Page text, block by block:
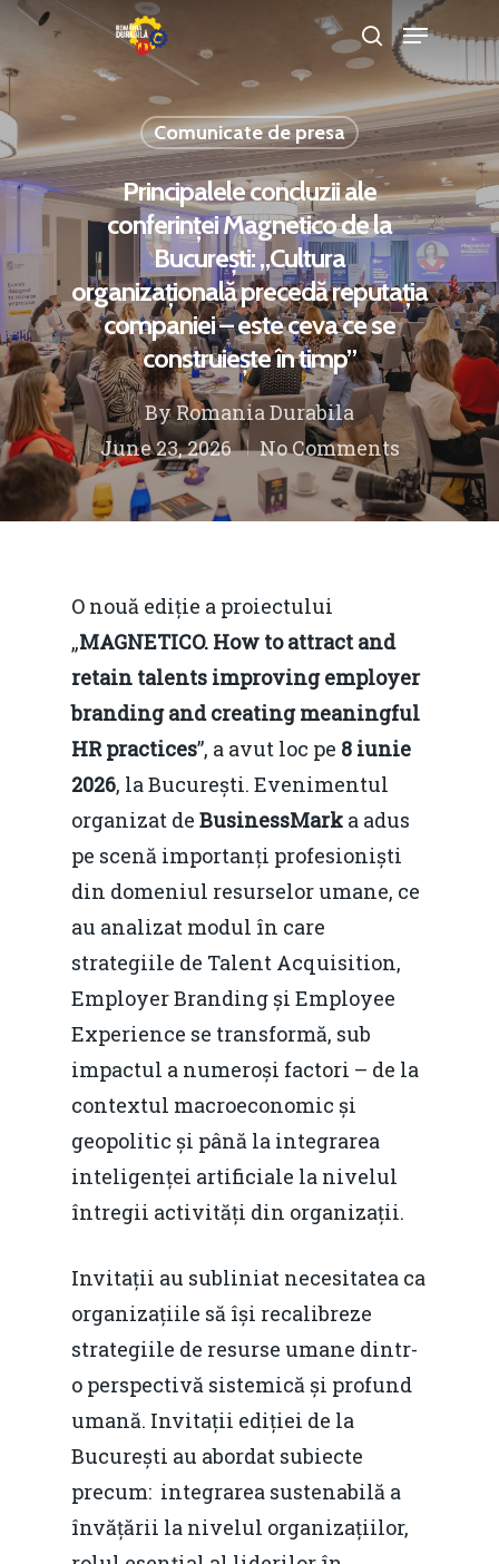
Hit enter to search or ESC to close
Comunicate de presa
Principalele concluzii ale
conferinței Magnetico de la
București: „Cultura
organizațională precedă reputația
companiei – este ceva ce se
construiește în timp”
ByRomania Durabila
June 23, 2026
No Comments
O nouă ediție a proiectului
„MAGNETICO. How to attract and
retain talents improving employer
branding and creating meaningful
HR practices”, a avut loc pe 8 iunie
2026, la București. Evenimentul
organizat de BusinessMark a adus
pe scenă importanți profesioniști
din domeniul resurselor umane, ce
au analizat modul în care
strategiile de Talent Acquisition,
Employer Branding și Employee
Experience se transformă, sub
impactul a numeroși factori – de la
contextul macroeconomic și
geopolitic și până la integrarea
inteligenței artificiale la nivelul
întregii activități din organizații.
Invitații au subliniat necesitatea ca
organizațiile să își recalibreze
strategiile de resurse umane dintr-
o perspectivă sistemică și profund
umană. Invitații ediției de la
București au abordat subiecte
precum: integrarea sustenabilă a
învățării la nivelul organizațiilor,